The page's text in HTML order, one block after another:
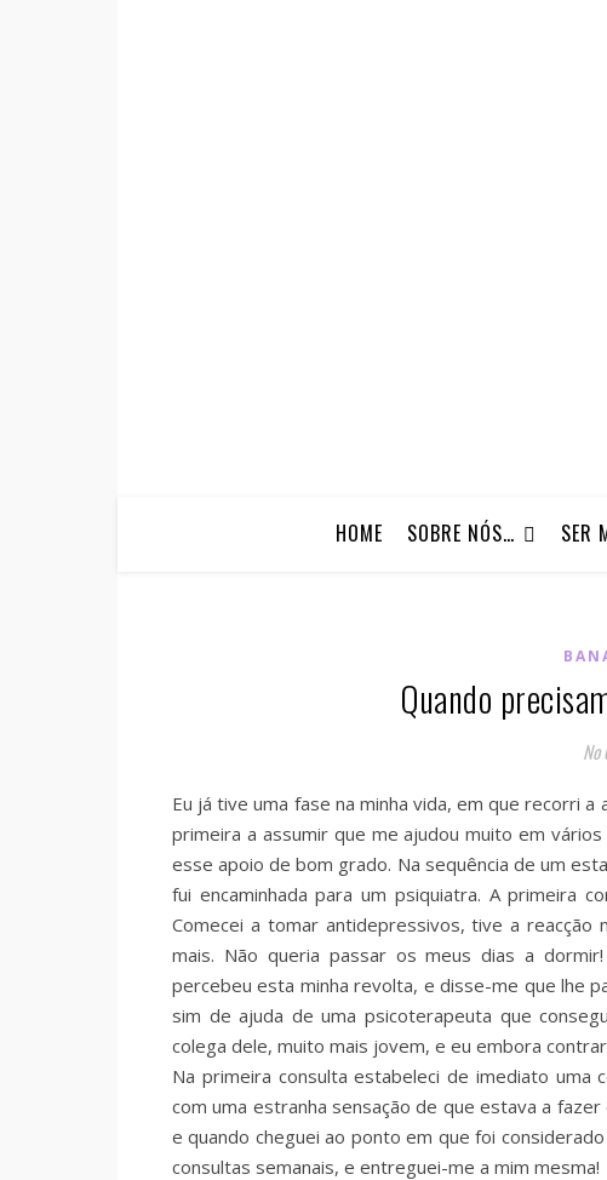
HOME SOBRE NÓS… SER
Quando
No
Eu já tive uma fase na minha vida, em que recorri
primeira a assumir que me ajudou muito em
esse apoio de bom grado. Na sequência de um
fui encaminhada para um psiquiatra. A primeira
Comecei a tomar antidepressivos, tive a
mais. Não queria passar os meus dias a
percebeu esta minha revolta, e disse-me que lhe
sim de ajuda de uma psicoterapeuta que
colega dele, muito mais jovem, e eu embora
Na primeira consulta estabeleci de imediato
com uma estranha sensação de que estava a
e quando cheguei ao ponto em que foi
consultas semanais, e entreguei-me a mim mesma!